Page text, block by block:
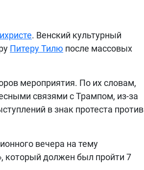
. Венский культурный
Питеру Тилю после массовых
мероприятия. По их словам,
связями с Трампом, из-за
в знак протеста против
вечера на тему
который должен был пройти 7